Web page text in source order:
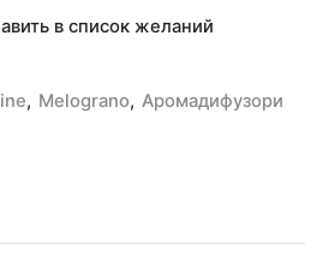
в список желаний
, Melograno, Аромадифузори